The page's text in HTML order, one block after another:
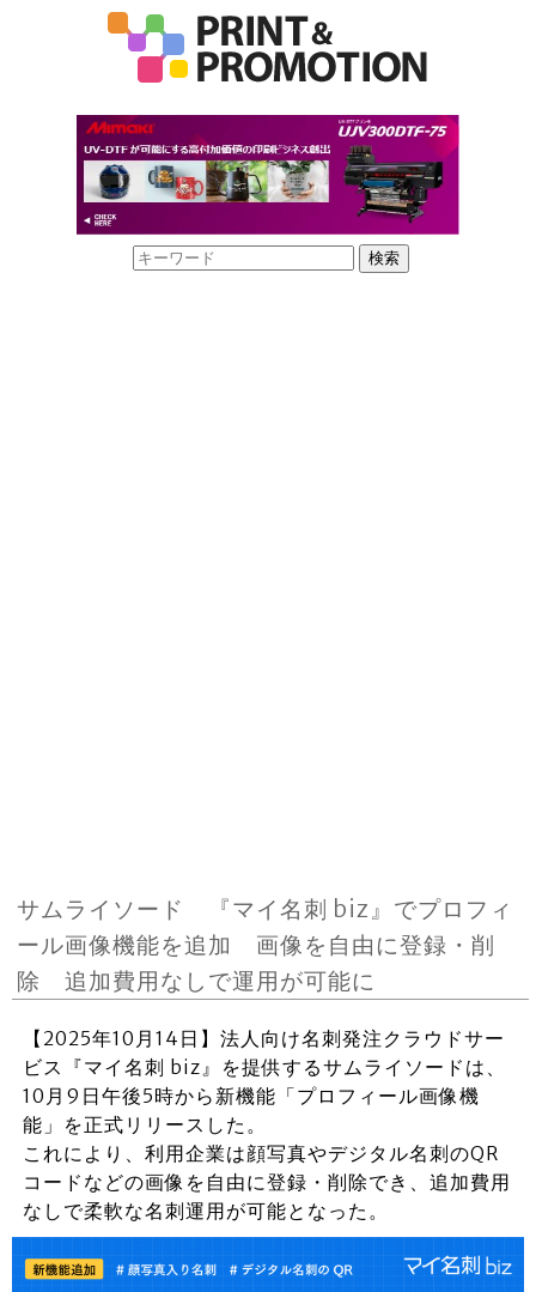
サムライソード 『マイ名刺 biz』でプロフィ
ール画像機能を追加 画像を自由に登録・削
除 追加費用なしで運用が可能に
【2025年10月14日】法人向け名刺発注クラウドサー
ビス『マイ名刺 biz』を提供するサムライソードは、
10月9日午後5時から新機能「プロフィール画像機
能」を正式リリースした。
これにより、利用企業は顔写真やデジタル名刺のQR
コードなどの画像を自由に登録・削除でき、追加費用
なしで柔軟な名刺運用が可能となった。